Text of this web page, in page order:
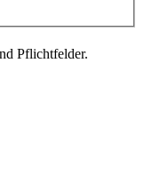
Pflichtfelder.